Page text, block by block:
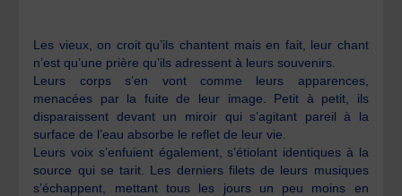
Les vieux, on croit qu’ils chantent mais en fait, leur chant
n’est qu’une prière qu’ils adressent à leurs souvenirs.
Leurs corps s’en vont comme leurs apparences,
menacées par la fuite de leur image. Petit à petit, ils
disparaissent devant un miroir qui s’agitant pareil à la
surface de l’eau absorbe le reflet de leur vie.
Leurs voix s’enfuient également, s’étiolant identiques à la
source qui se tarit. Les derniers filets de leurs musiques
s’échappent, mettant tous les jours un peu moins en